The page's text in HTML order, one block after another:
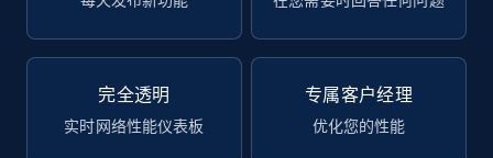
完全透明
实时网络性能仪表板
专属客户经理
优化您的性能